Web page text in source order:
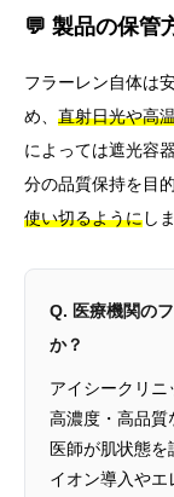
💬 製品の保管
フラーレン自体は
め、 直射日光や高
によっては遮光容
分の品質保持を目
使い切るようにし
Q. 医療機関の
か？
アイシークリニ
高濃度・高品質
医師が肌状態
イオン導入や